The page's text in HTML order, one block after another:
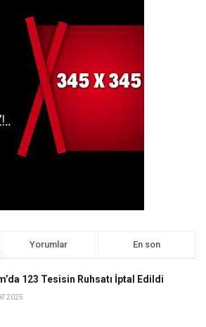
Yorumlar En son
123 Tesisin Ruhsatı İptal Edildi
2025